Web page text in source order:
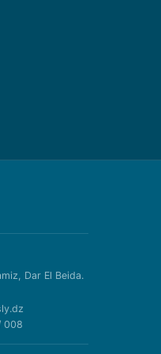
Dar El Beida.
008